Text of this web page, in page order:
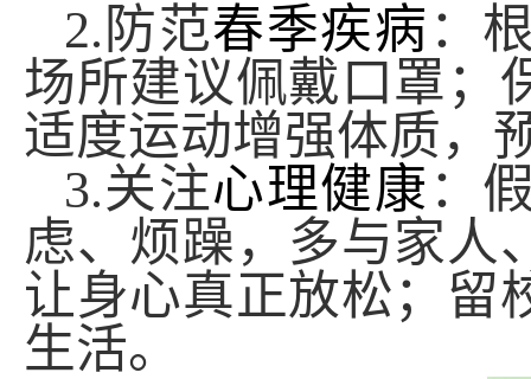
2. 防范春季疾病 ：
场所建议佩戴口罩；
适度运动增强体质，
3.关注心理健康 ：
虑、烦躁，多与家人
让身心真正放松；留
生活。